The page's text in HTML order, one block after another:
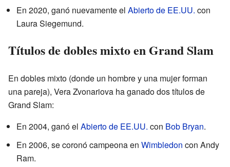
En 2020, ganó nuevamente el Abierto de EE.UU. con
Laura Siegemund.
Títulos de dobles mixto en Grand Slam
En dobles mixto (donde un hombre y una mujer forman
una pareja), Vera Zvonariova ha ganado dos títulos de
Grand Slam:
En 2004, ganó el Abierto de EE.UU. con Bob Bryan.
En 2006, se coronó campeona en Wimbledon con Andy
Ram.